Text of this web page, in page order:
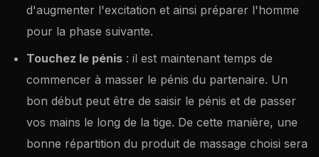
d'augmenter l'excitation et ainsi préparer l'homme
pour la phase suivante.
Touchez le pénis : il est maintenant temps de
commencer à masser le pénis du partenaire. Un
bon début peut être de saisir le pénis et de passer
vos mains le long de la tige. De cette manière, une
bonne répartition du produit de massage choisi sera